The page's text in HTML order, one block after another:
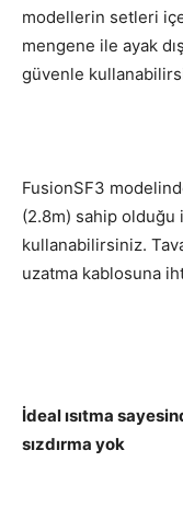
modellerin setleri
mengene ile ayak
güvenle
FusionSF3
(2.8m) sahip olduğu
kullanabilirsiniz.
uzatma kablosuna
İdeal ısıtma
sızdırma yok